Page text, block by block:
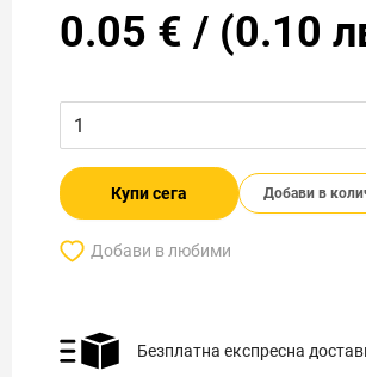
0.05 € / (0.10
Купи сега Добави в
Добави в любими
Безплатна експресна